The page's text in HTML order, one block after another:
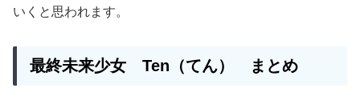
いくと思われます。
最終未来少女 Ten （てん） まとめ